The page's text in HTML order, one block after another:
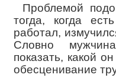
Проблемой
тогда, когда
работал,
Словно
показать, какой
обесценивание